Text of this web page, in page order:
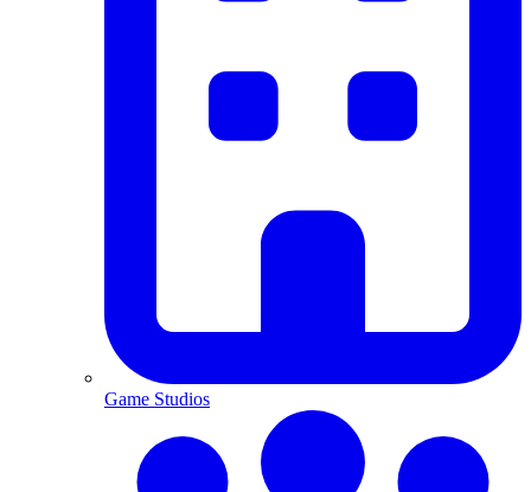
Game Studios